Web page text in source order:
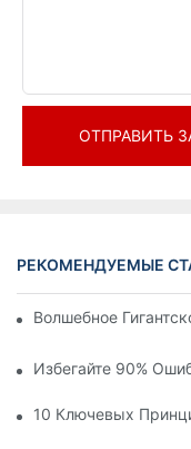
ОТПРАВИТЬ
РЕКОМЕНДУЕМЫЕ
Волшебное
Избегайте 90%
10 Ключевых